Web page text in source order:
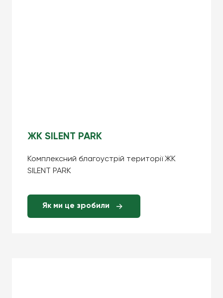
ЖК SILENT PARK
Комплексний благоустрій території ЖК
SILENT PARK
Як ми це зробили